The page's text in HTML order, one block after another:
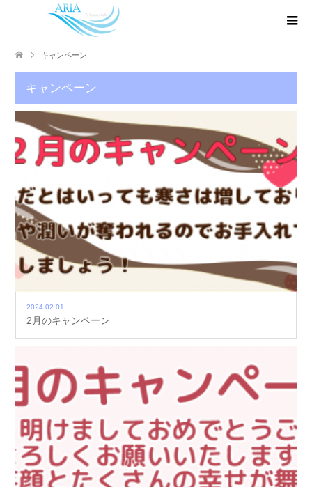
キャンペーン
キャンペーン
2024.02.01
2月のキャンペーン